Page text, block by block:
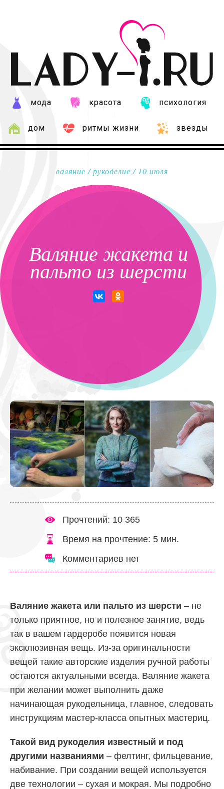
мода красота психология
дом ритмы жизни звезды
валяние /рукоделие / 10 июля
Валяние жакета и
пальто из шерсти
Прочтений: 10 365
Время на прочтение: 5 мин.
Комментариев нет
Валяние жакета или пальто из шерсти – не
только приятное, но и полезное занятие, ведь
так в вашем гардеробе появится новая
эксклюзивная вещь. Из-за оригинальности
вещей такие авторские изделия ручной работы
остаются актуальными всегда. Валяние жакета
при желании может выполнить даже
начинающая рукодельница, главное, следовать
инструкциям мастер-класса опытных мастериц.
Такой вид рукоделия известный и под
другими названиями – фелтинг, фильцевание,
набивание. При создании вещей используется
две технологии – сухая и мокрая. Мы подробно